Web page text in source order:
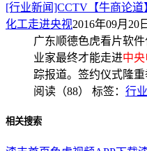
[行业新闻]CCTV【牛商论
化工走进央视2016年09月20
广东顺德色虎看片软
业家最终才能走进中
踪报道。签约仪式隆重
阅读（88） 标签： 行
相关搜索